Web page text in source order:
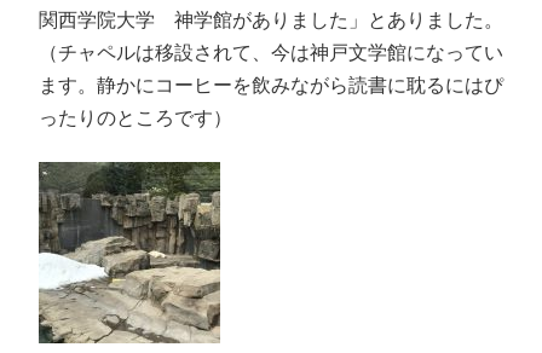
関西学院大学 神学館がありました」とありました。
（チャペルは移設されて、今は神戸文学館になってい
ます。静かにコーヒーを飲みながら読書に耽るにはぴ
ったりのところです）